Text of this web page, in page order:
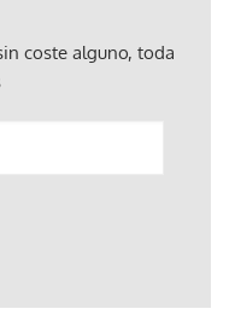
coste alguno, toda